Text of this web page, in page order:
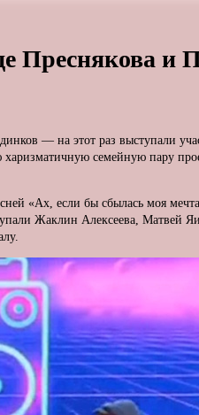
Преснякова и
— на этот раз выступали
семейную пару
если бы сбылась моя
Жаклин Алексеева, Матвей